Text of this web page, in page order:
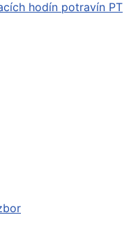
hodín potravín PT